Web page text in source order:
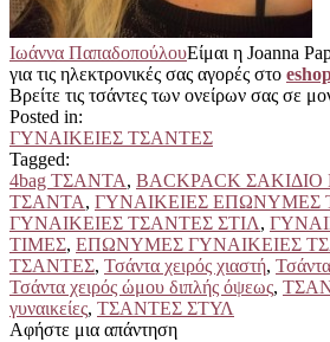
Ιωάννα ΠαπαδοπούλουΕίμαι η Joanna
για τις ηλεκτρονικές σας αγορές στο
Βρείτε τις τσάντες των ονείρων σας σε
Posted in:
ΓΥΝΑΙΚΕΙΕΣ ΤΣΑΝΤΕΣ
Tagged:
4bag ΤΣΑΝΤΑ, BACKPACK
ΤΣΑΝΤΑ, ΓΥΝΑΙΚΕΙΕΣ ΕΠΩΝΥΜΕΣ
ΓΥΝΑΙΚΕΙΕΣ ΤΣΑΝΤΕΣ ΣΤΙΛ,
ΤΙΜΕΣ, ΕΠΩΝΥΜΕΣ ΓΥΝΑΙΚΕΙΕΣ
ΤΣΑΝΤΕΣ, Τσάντα χειρός χιαστή,
Τσάντα χειρός ώμου διπλής όψεως,
γυναικείες, ΤΣΑΝΤΕΣ ΣΤΥΛ
Αφήστε μια απάντηση